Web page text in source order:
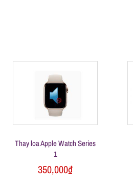
n
Thay loa Apple Watch Series
1
350,000₫